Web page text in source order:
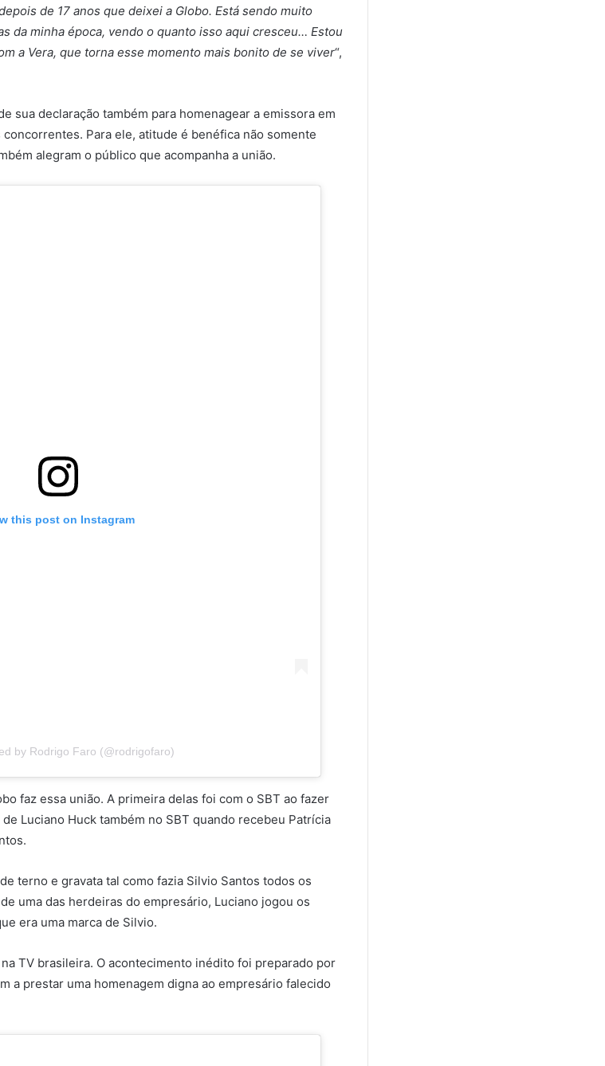
de 17 anos que deixei a Globo. Está sendo muito
da minha época, vendo o quanto isso aqui cresceu… Estou
a Vera, que torna esse momento mais bonito de se viver“,
sua declaração também para homenagear a emissora em
Para ele, atitude é benéfica não somente
alegram o público que acompanha a união.
this post on Instagram
by Rodrigo Faro (@rodrigofaro)
faz essa união. A primeira delas foi com o SBT ao fazer
Luciano Huck também no SBT quando recebeu Patrícia
terno e gravata tal como fazia Silvio Santos todos os
uma das herdeiras do empresário, Luciano jogou os
era uma marca de Silvio.
TV brasileira. O acontecimento inédito foi preparado por
a prestar uma homenagem digna ao empresário falecido